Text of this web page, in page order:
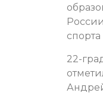
22-